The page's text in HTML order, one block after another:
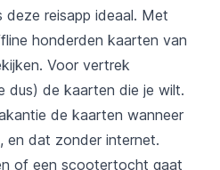
reisapp ideaal. Met
honderden kaarten van
Voor vertrek
dus) de kaarten die je wilt.
de kaarten wanneer
en dat zonder internet.
of een scootertocht gaat